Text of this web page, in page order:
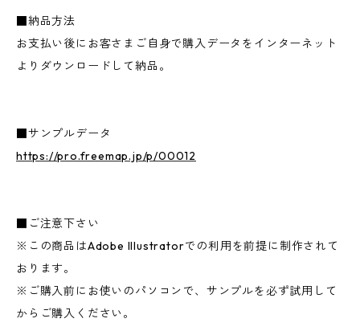
■納品方法
お支払い後にお客さまご自身で購入データをインターネット
よりダウンロードして納品。
■サンプルデータ
https://pro.freemap.jp/p/00012
■ご注意下さい
※この商品はAdobe Illustratorでの利用を前提に制作されて
おります。
※ご購入前にお使いのパソコンで、サンプルを必ず試用して
からご購入ください。